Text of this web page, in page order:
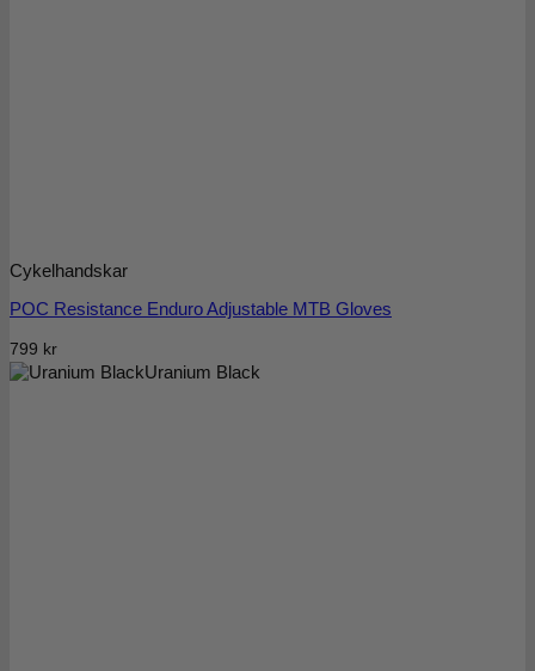
Uranium Black
Cykelhandskar
POC Resistance Enduro Adjustable MTB Gloves
799 kr